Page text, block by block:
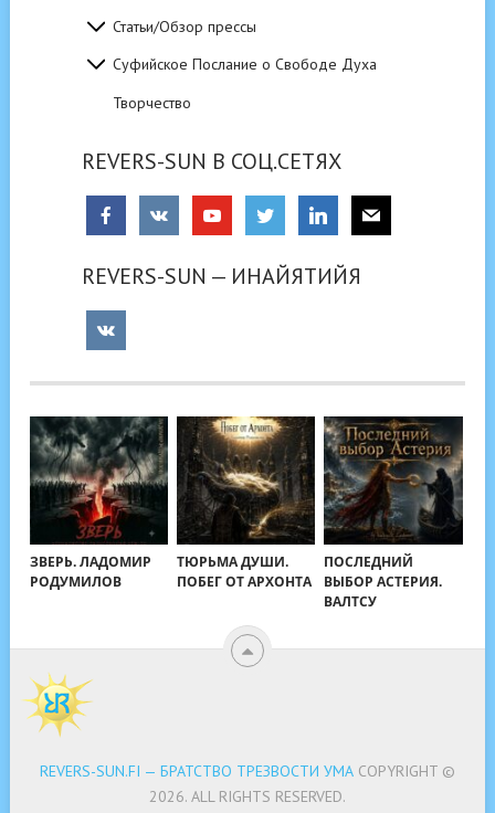
Статьи/Обзор прессы
Суфийское Послание о Свободе Духа
Творчество
REVERS-SUN В СОЦ.СЕТЯХ
REVERS-SUN — ИНАЙЯТИЙЯ
ЗВЕРЬ. ЛАДОМИР
РОДУМИЛОВ
ТЮРЬМА ДУШИ.
ПОБЕГ ОТ АРХОНТА
ПОСЛЕДНИЙ
ВЫБОР АСТЕРИЯ.
ВАЛТСУ
REVERS-SUN.FI — БРАТСТВО ТРЕЗВОСТИ УМАCOPYRIGHT ©
2026. ALL RIGHTS RESERVED.